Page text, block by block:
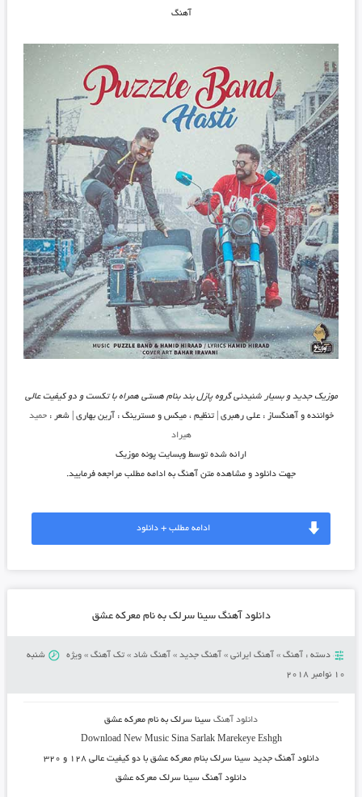
آهنگ
موزیک جدید و بسیار شنیدنی گروه پازل بند بنام هستی همراه با تکست و دو کیفیت عالی
خواننده و آهنگساز : علی رهبری | تنظیم ، میکس و مسترینگ : آرین بهاری | شعر :حمید
هیراد
ارائه شده توسط وبسایت پونه موزیک
جهت دانلود و مشاهده متن آهنگ به ادامه مطلب مراجعه فرمایید.
ادامه مطلب + دانلود
دانلود آهنگ سینا سرلک به نام معرکه عشق
دسته : آهنگ» آهنگ ایرانی» آهنگ جدید» آهنگ شاد» تک آهنگ» ویژه
شنبه
10 نوامبر 2018
دانلود آهنگسینا سرلک به نام معرکه عشق
Download New Music Sina Sarlak Marekeye Eshgh
دانلود آهنگ جدید سینا سرلک بنام معرکه عشق با دو کیفیت عالی ۱۲۸ و ۳۲۰
دانلود آهنگ سینا سرلک معرکه عشق